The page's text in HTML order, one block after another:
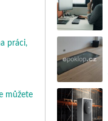
práci,
můžete